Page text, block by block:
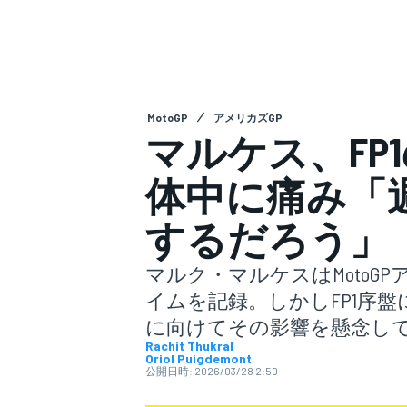
スーパーGT
MotoGP アメリカズGP
マルケス、
体中に痛み「
するだろう」
マルク・マルケスは
イムを記録。しかしFP1序
に向けてその影響を懸念し
Rachit Thukral
Oriol Puigdemont
公開日時: 2026/03/28 2:50